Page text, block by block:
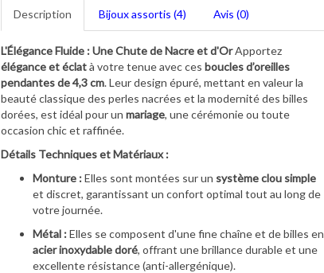
Description Bijoux assortis (4) Avis (0)
L'Élégance Fluide : Une Chute de Nacre et d'OrApportez
élégance et éclatà votre tenue avec ces boucles d’oreilles
pendantes de 4,3 cm. Leur design épuré, mettant en valeur la
beauté classique des perles nacrées et la modernité des billes
dorées, est idéal pour un mariage, une cérémonie ou toute
occasion chic et raffinée.
Détails Techniques et Matériaux :
Monture :Elles sont montées sur un système clou simple
et discret, garantissant un confort optimal tout au long de
votre journée.
Métal :Elles se composent d'une fine chaîne et de billes en
acier inoxydable doré, offrant une brillance durable et une
excellente résistance (anti-allergénique).